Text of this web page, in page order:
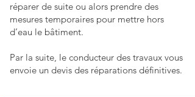
réparer de suite ou alors prendre des
mesures temporaires pour mettre hors
d’eau le bâtiment.
Par la suite, le conducteur des travaux vous
envoie un devis des réparations définitives.